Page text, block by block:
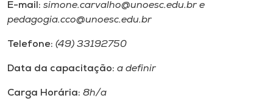
E-mail: simone.carvalho@unoesc.edu.br e
pedagogia.cco@unoesc.edu.br
Telefone: (49) 33192750
Data da capacitação: a definir
Carga Horária: 8h/a